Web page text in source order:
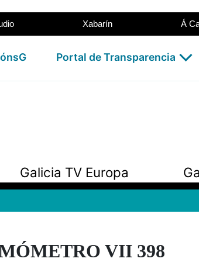
Xabarín Á
Portal de Transparencia
Galicia TV Europa
VII 398